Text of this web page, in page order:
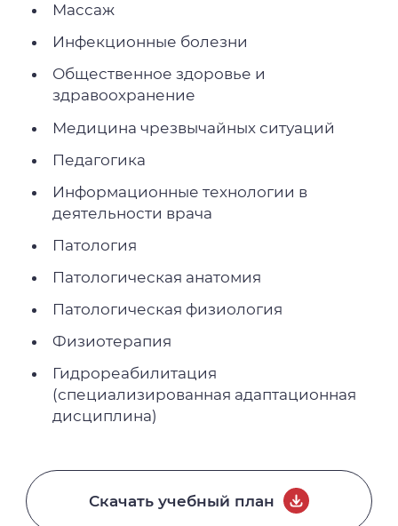
Массаж
Инфекционные болезни
Общественное здоровье и
здравоохранение
Медицина чрезвычайных ситуаций
Педагогика
Информационные технологии в
деятельности врача
Патология
Патологическая анатомия
Патологическая физиология
Физиотерапия
Гидрореабилитация
(специализированная адаптационная
дисциплина)
Скачать учебный план